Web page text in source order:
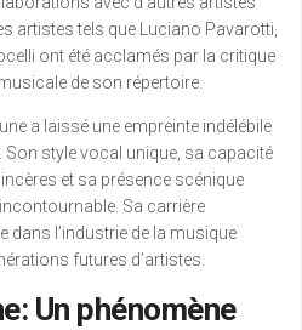
artistes tels que Luciano Pavarotti,
ont été acclamés par la critique
de son répertoire.
a laissé une empreinte indélébile
Son style vocal unique, sa capacité
et sa présence scénique
Sa carrière
dans l’industrie de la musique
futures d’artistes.
Un phénomène